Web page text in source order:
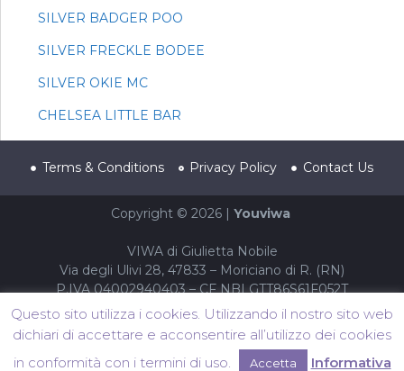
SILVER BADGER POO
SILVER FRECKLE BODEE
SILVER OKIE MC
CHELSEA LITTLE BAR
Terms & Conditions Privacy Policy Contact Us
Copyright © 2026 | Youviwa
VIWA di Giulietta Nobile
Via degli Ulivi 28, 47833 – Moriciano di R. (RN)
P.IVA 04002940403 – CF NBLGTT86S61F052T
Questo sito utilizza i cookies. Utilizzando il nostro sito web
dichiari di accettare e acconsentire all’utilizzo dei cookies
in conformità con i termini di uso.
Accetta Informativa